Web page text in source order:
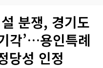
분쟁, 경기도
각’…용인특례
당성 인정